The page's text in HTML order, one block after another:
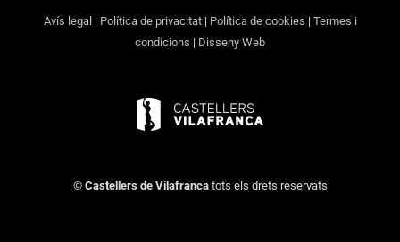
Avís legal | Política de privacitat| Política de cookies | Termes i
condicions | Disseny Web
© Castellers de Vilafrancatots els drets reservats